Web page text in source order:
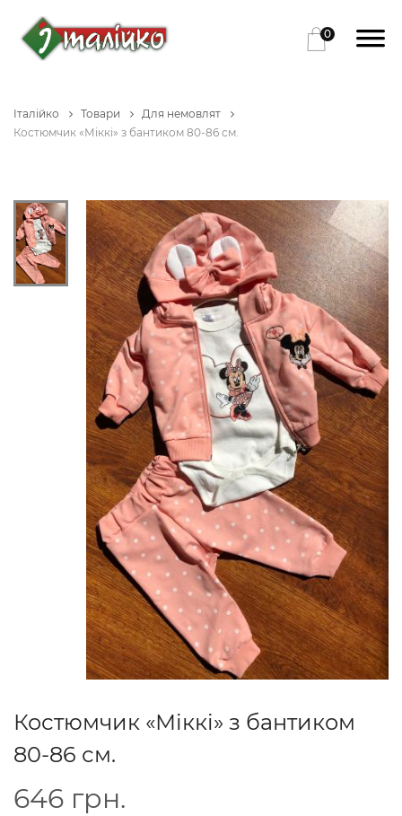
0
Італійко Товари
Для немовлят
Костюмчик «Міккі» з бантиком 80-86 см.
Костюмчик «Міккі» з бантиком
80-86 см.
646 грн.